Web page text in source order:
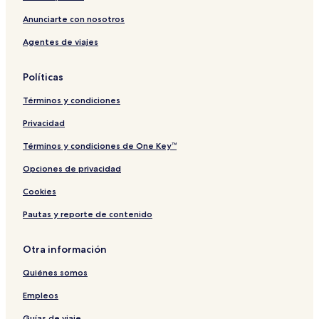
i
u
t
o
t
A
G
C
o
l
c
i
o
n
C
a
d
f
G
n
g
e
y
d
d
H
l
-
a
m
p
s
c
o
m
Anunciarte con nosotros
Agentes de viajes
Políticas
Términos y condiciones
Privacidad
Términos y condiciones de One Key™
Opciones de privacidad
Cookies
Pautas y reporte de contenido
Otra información
Quiénes somos
Empleos